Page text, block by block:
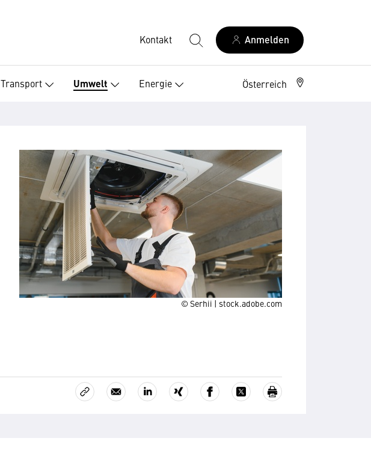
Kontakt Anmelden
Transport Umwelt Energie Österreich
© Serhii | stock.adobe.com